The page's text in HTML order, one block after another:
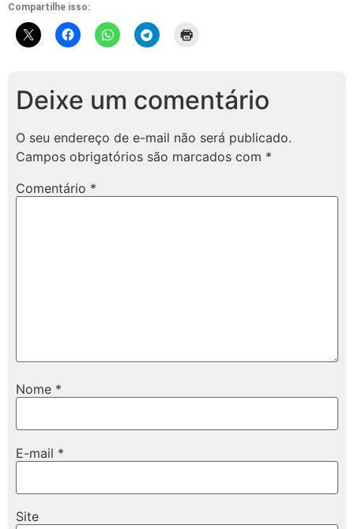
Compartilhe isso:
Deixe um comentário
O seu endereço de e-mail não será publicado.
Campos obrigatórios são marcados com *
Comentário *
Nome *
E-mail *
Site